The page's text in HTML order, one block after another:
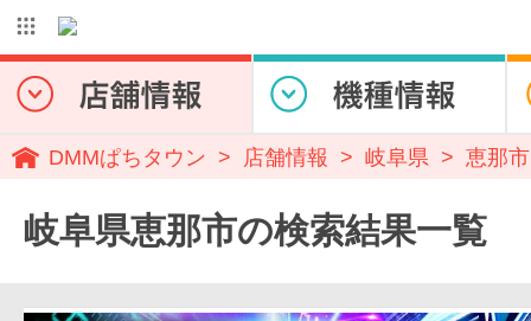
DMMぱちタウン 店舗情報 岐阜県 恵那市
岐阜県恵那市の検索結果一覧